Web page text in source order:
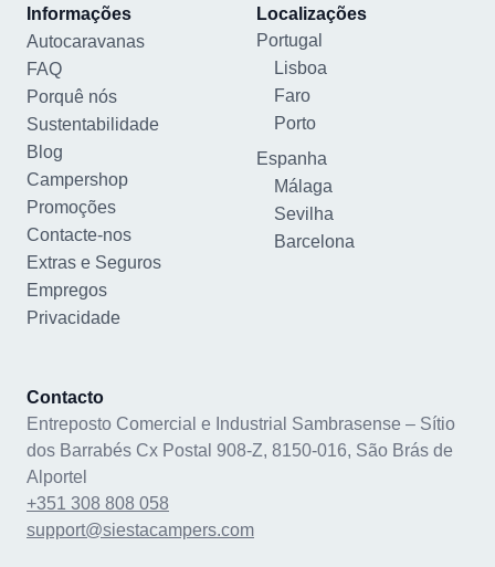
Informações
Autocaravanas
FAQ
Porquê nós
Sustentabilidade
Blog
Campershop
Promoções
Contacte-nos
Extras e Seguros
Empregos
Privacidade
Localizações
Portugal
Lisboa
Faro
Porto
Espanha
Málaga
Sevilha
Barcelona
Contacto
Entreposto Comercial e Industrial Sambrasense – Sítio
dos Barrabés Cx Postal 908-Z, 8150-016, São Brás de
Alportel
+351 308 808 058
support@siestacampers.com